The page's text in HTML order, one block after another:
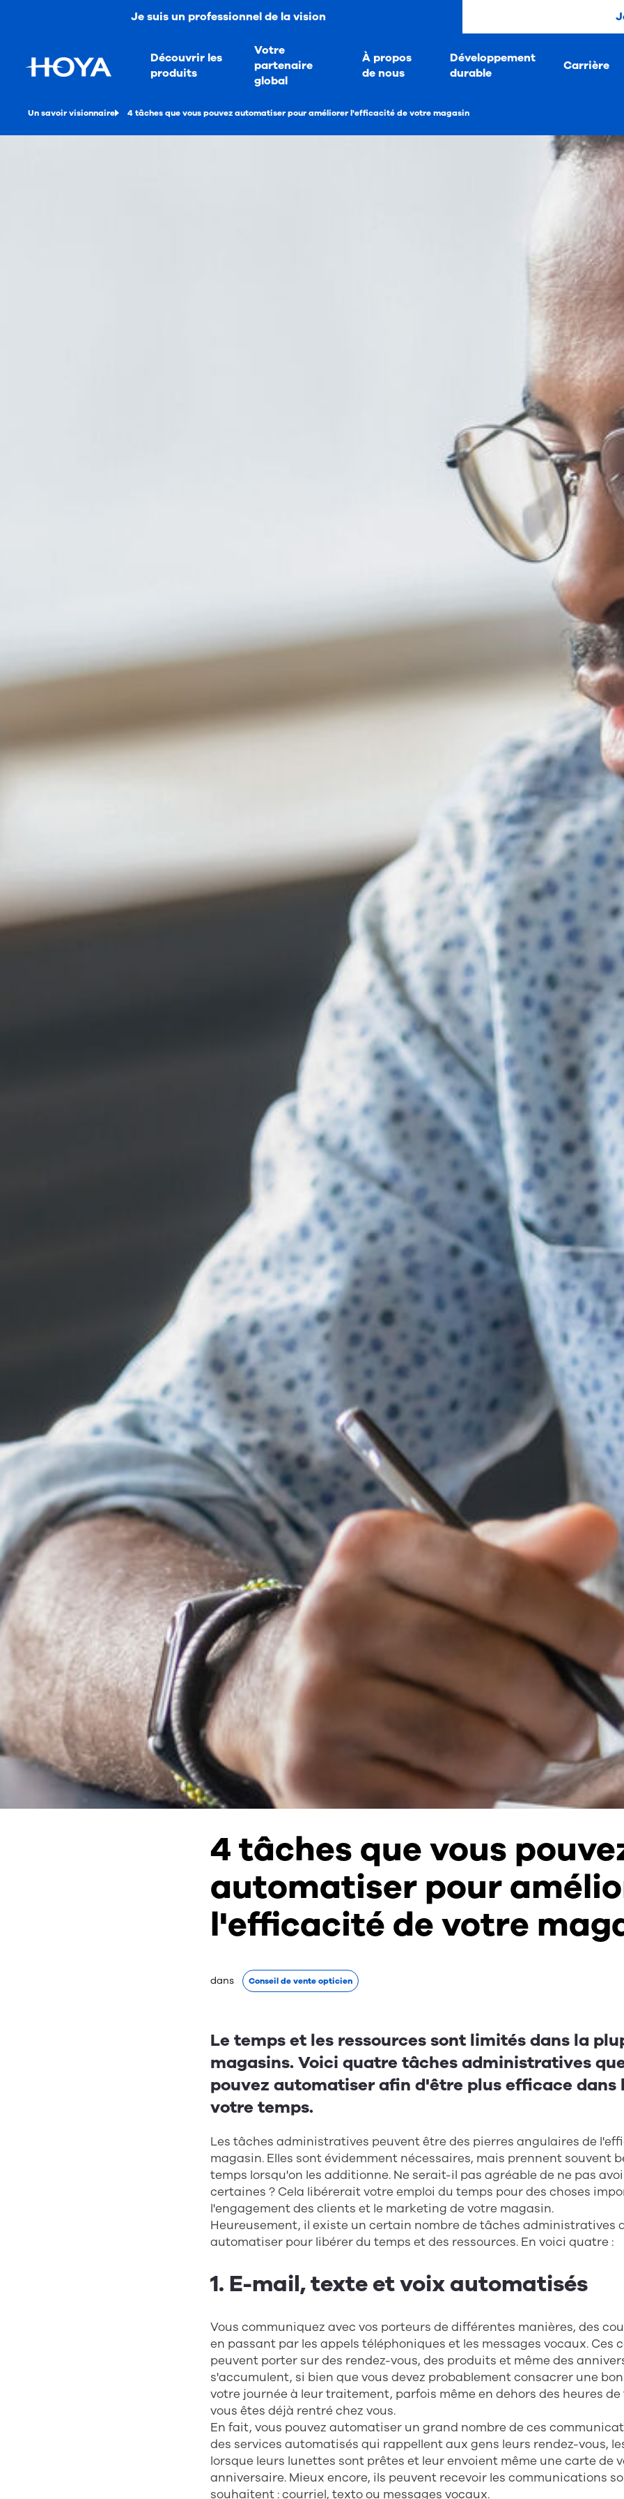
Je suis un professionnel de la vision
Découvrir les
produits
Votre
partenaire
global
À propos
de nous
Développement
durable
Carrière
Un savoir visionnaire 4 tâches que vous pouvez automatiser pour améliorer l'efficacité de votre magasin
4 tâches que vous
automatiser pour
l'efficacité de votre
dans Conseil de vente opticien
Le temps et les ressources sont limités dans la
magasins. Voici quatre tâches administratives
pouvez automatiser afin d'être plus efficace dans
votre temps.
Les tâches administratives peuvent être des pierres angulaires de
magasin. Elles sont évidemment nécessaires, mais prennent souvent
temps lorsqu'on les additionne. Ne serait-il pas agréable de ne pas
certaines ? Cela libérerait votre emploi du temps pour des choses
l'engagement des clients et le marketing de votre magasin.
Heureusement, il existe un certain nombre de tâches administratives
automatiser pour libérer du temps et des ressources. En voici quatre :
1. E-mail, texte et voix automatisés
Vous communiquez avec vos porteurs de différentes manières, des
en passant par les appels téléphoniques et les messages vocaux. Ces
peuvent porter sur des rendez-vous, des produits et même des
s'accumulent, si bien que vous devez probablement consacrer une
votre journée à leur traitement, parfois même en dehors des heures
vous êtes déjà rentré chez vous.
En fait, vous pouvez automatiser un grand nombre de ces
des services automatisés qui rappellent aux gens leurs rendez-vous,
lorsque leurs lunettes sont prêtes et leur envoient même une carte de
anniversaire. Mieux encore, ils peuvent recevoir les communications
souhaitent : courriel, texto ou messages vocaux.